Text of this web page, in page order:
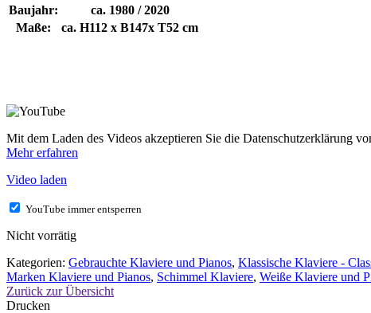
Baujahr:
ca. 1980 / 2020
Maße:
ca. H112 x B147x T52 cm
Mit dem Laden des Videos akzeptieren Sie die Datenschutzerklärung
Mehr erfahren
Video laden
YouTube immer entsperren
Nicht vorrätig
Kategorien: Gebrauchte Klaviere und Pianos, Klassische Klaviere -
Marken Klaviere und Pianos, Schimmel Klaviere, Weiße Klaviere und
Zurück zur Übersicht
Drucken